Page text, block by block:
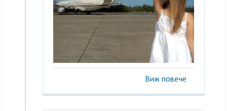
Виж повече